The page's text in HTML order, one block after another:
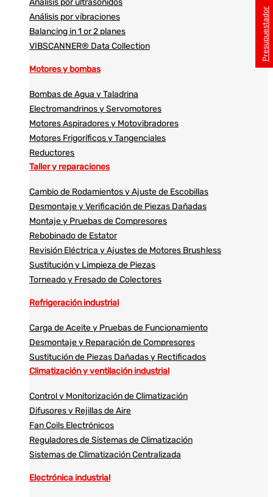
Análisis por ultrasonidos​​
Análisis por vibraciones
Balancing in 1 or 2 planes
VIBSCANNER® Data Collection
Motores y bombas
Bombas de Agua y Taladrina
Electromandrinos y Servomotores
Motores Aspiradores y Motovibradores
Motores Frigoríficos y Tangenciales
Reductores
Taller y reparaciones
Cambio de Rodamientos y Ajuste de Escobillas
Desmontaje y Verificación de Piezas Dañadas
Montaje y Pruebas de Compresores
Rebobinado de Estator
Revisión Eléctrica y Ajustes de Motores Brushless
Sustitución y Limpieza de Piezas
Torneado y Fresado de Colectores
Refrigeración industrial
Carga de Aceite y Pruebas de Funcionamiento
Desmontaje y Reparación de Compresores
Sustitución de Piezas Dañadas y Rectificados
Climatización y ventilación industrial
Control y Monitorización de Climatización
Difusores y Rejillas de Aire
Fan Coils Electrónicos
Reguladores de Sistemas de Climatización
Sistemas de Climatización Centralizada
Electrónica industrial
Presupuestador